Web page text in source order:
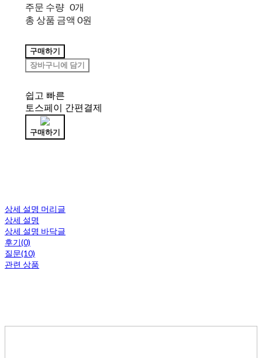
주문 수량 0개
총 상품 금액 0원
구매하기
장바구니에 담기
쉽고 빠른
토스페이 간편결제
구매하기
상세 설명 머리글
상세 설명
상세 설명 바닥글
후기(0)
질문(10)
관련 상품